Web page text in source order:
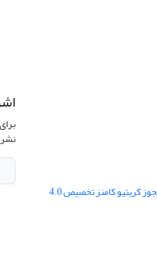
مجوز کریتیو کامنز تخصیص 4.0